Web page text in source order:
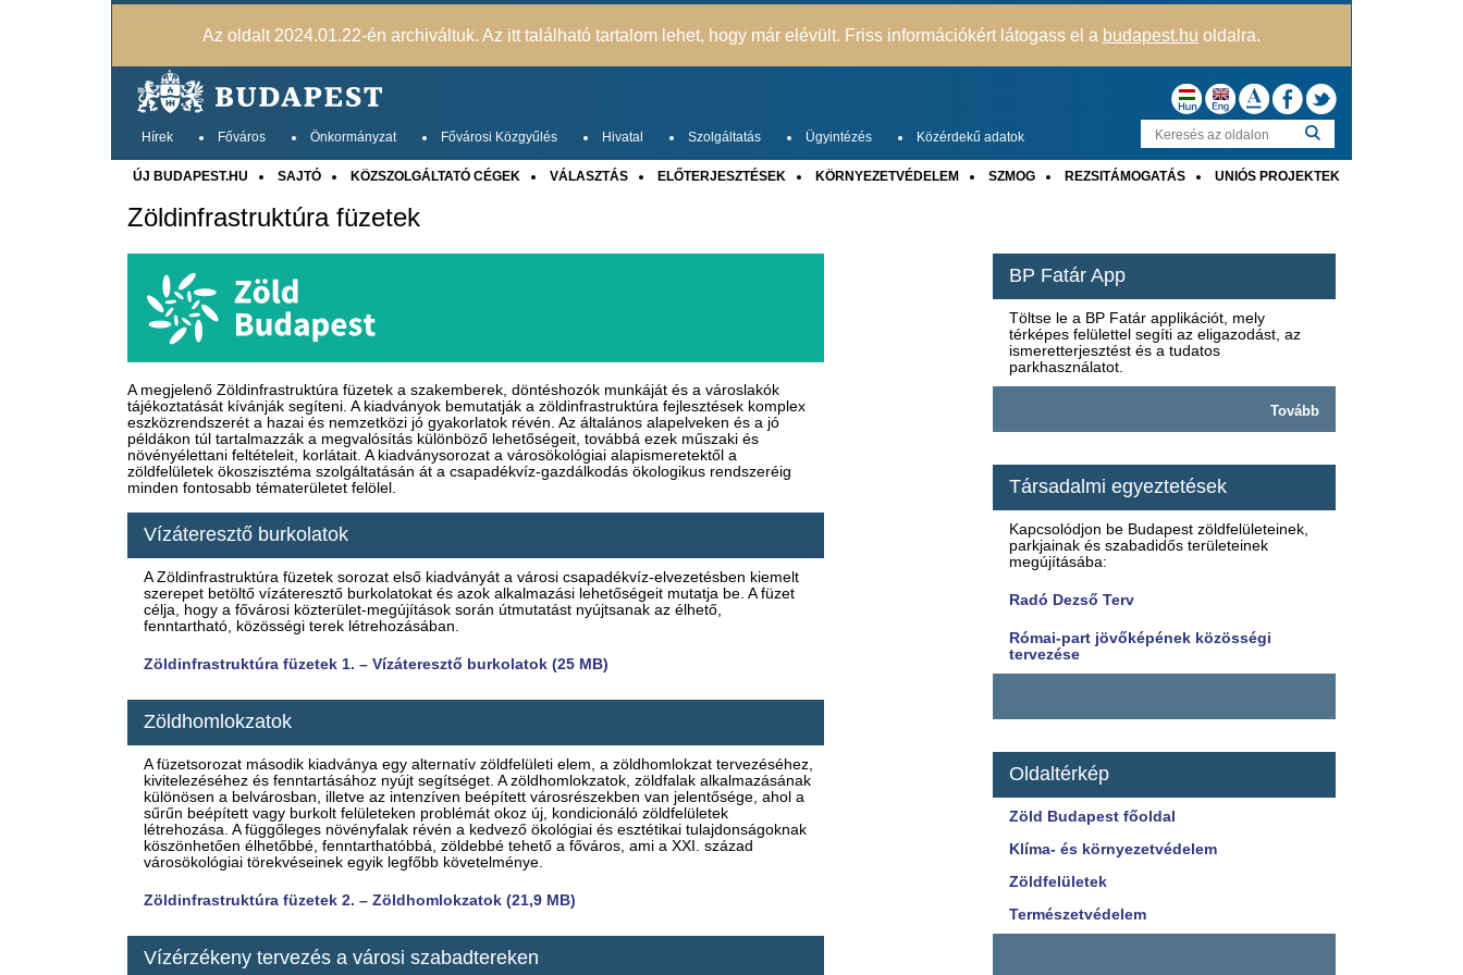
Az oldalt 2024.01.22-én archiváltuk. Az itt található tartalom lehet, hogy már elévült. Friss információkért látogass el a budapest.hu oldalra.
Hírek Főváros Önkormányzat Fővárosi Közgyűlés Hivatal Szolgáltatás Ügyintézés Közérdekű adatok
ÚJ BUDAPEST.HU SAJTÓ KÖZSZOLGÁLTATÓ CÉGEK VÁLASZTÁS ELŐTERJESZTÉSEK KÖRNYEZETVÉDELEM SZMOG REZSITÁMOGATÁS UNIÓS PROJEKTEK
Zöldinfrastruktúra füzetek
A megjelenő Zöldinfrastruktúra füzetek a szakemberek, döntéshozók munkáját és a városlakók
tájékoztatását kívánják segíteni. A kiadványok bemutatják a zöldinfrastruktúra fejlesztések komplex
eszközrendszerét a hazai és nemzetközi jó gyakorlatok révén. Az általános alapelveken és a jó
példákon túl tartalmazzák a megvalósítás különböző lehetőségeit, továbbá ezek műszaki és
növényélettan​i feltételeit, korlátait. A kiadványsorozat a városökológiai alapismeretektől a
zöldfelületek ökoszisztéma szolgáltatásán át a csapadékvíz-gazdálkodás ökologikus rendszeréig
minden fontosabb tématerületet felölel.
Vízáteresztő burkolatok
A Zöldinfrastruktúra füzetek sorozat első kiadványát a városi csapadékvíz-elvezetésben kiemelt
szerepet betöltő vízáteresztő burkolatokat és azok alkalmazási lehetőségeit mutatja be. A füzet
célja, hogy a fővárosi közterület-megújítások során útmutatást nyújtsanak az élhető,
fenntartható, közösségi terek létrehozásában.
Zöldinfrastruktúra füzetek 1. – Vízáteresztő burkolatok (25 MB)
Zöldhomlokzatok
A füzetsorozat második kiadványa egy alternatív zöldfelületi elem, a zöldhomlokzat tervezéséhez,
kivitelezéséhez és fenntartásához nyújt segítséget. A zöldhomlokzatok, zöldfalak alkalmazásának
különösen a belvárosban, illetve az intenzíven beépített városrészekben van jelentősége, ahol a
sűrűn beépített vagy burkolt felületeken problémát okoz új, kondicionáló zöldfelületek
létrehozása. A függőleges növényfalak révén a kedvező ökológiai és esztétikai tulajdonságoknak
köszönhetően élhetőbbé, fenntarthatóbbá, zöldebbé tehető a főváros, ami a XXI. század
városökológiai törekvéseinek egyik legfőbb követelménye.
Zöldinfrastruktúra füzetek 2. – Zöldhomlokzatok (21,9 MB)
Vízérzékeny tervezés a városi szabadtereken
BP Fatár App
Töltse le a BP Fatár applikációt, mely
térképes felülettel segíti az eligazodást, az
ismeretterjesztést és a tudatos
parkhasználatot.
Tovább
Társadalmi egyeztetések
Kapcsolódjon be Budapest zöldfelületeinek,
parkjainak és szabadidős területeinek
megújításába:
Radó Dezső Terv
Római-part jövőképének közösségi
tervezése
Oldaltérkép
Zöld​ Budapest főoldal
​Klíma- és környez​etvédelem
Zöldfelületek​​
Természetvédelem